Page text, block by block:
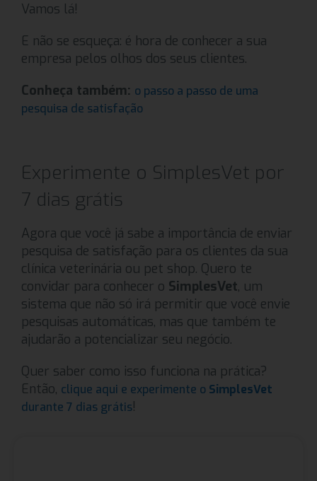
Vamos lá!
E não se esqueça: é hora de conhecer a sua
empresa pelos olhos dos seus clientes.
Conheça também: o passo a passo de uma
pesquisa de satisfação
Experimente o SimplesVet por
7 dias grátis
Agora que você já sabe a importância de enviar
pesquisa de satisfação para os clientes da sua
clínica veterinária ou pet shop. Quero te
convidar para conhecer o SimplesVet, um
sistema que não só irá permitir que você envie
pesquisas automáticas, mas que também te
ajudarão a potencializar seu negócio.
Quer saber como isso funciona na prática?
Então, clique aqui e experimente o SimplesVet
durante 7 dias grátis!